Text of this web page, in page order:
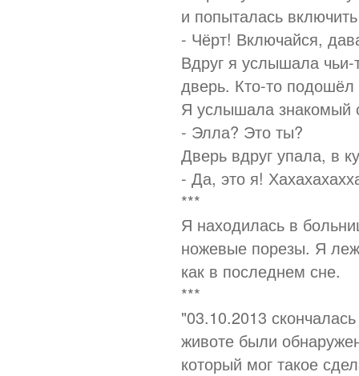
и попыталась
- Чёрт! Включайся,
Вдруг я услышала
дверь. Кто-то подошёл
Я услышала знакомый
- Элла? Это ты?
Дверь вдруг упала, в
- Да, это я!
***
Я находилась в
ножевые порезы. Я
как в последнем сне.
***
"03.10.2013
животе были
который мог такое